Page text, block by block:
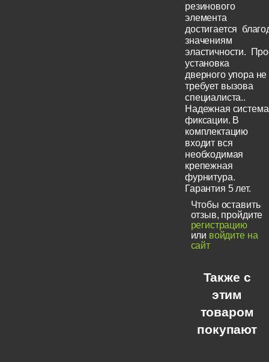
резинового
элемента
достигается
значениям
эластичности.
установка
дверного упора не
требует вызова
специалиста..
Надежная система
фиксации. В
комплектацию
входит вся
необходимая
крепежная
фурнитура.
Гарантия 5 лет.
Чтобы оставить
отзыв, пройдите
регистрацию
или войдите на
сайт
Также с
этим
товаром
покупают